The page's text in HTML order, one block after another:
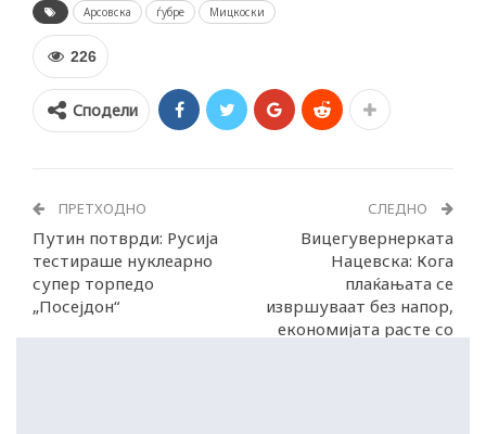
Арсовска ѓубре Мицкоски
226
Сподели
ПРЕТХОДНО
Путин потврди: Русија
тестираше нуклеарно
супер торпедо
„Посејдон“
СЛЕДНО
Вицегувернерката
Нацевска: Кога
плаќањата се
извршуваат без напор,
економијата расте со